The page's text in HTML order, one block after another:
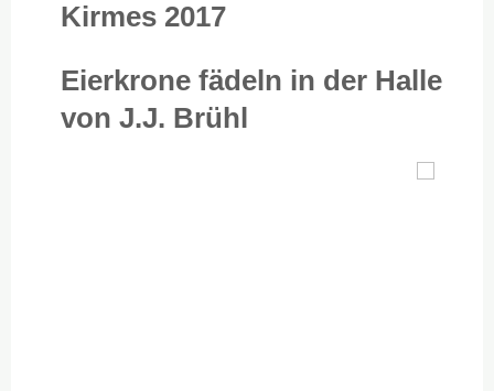
Kirmes 2017
Eierkrone fädeln in der Halle
von J.J. Brühl